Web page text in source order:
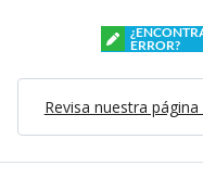
ERROR?
Revisa nuestra